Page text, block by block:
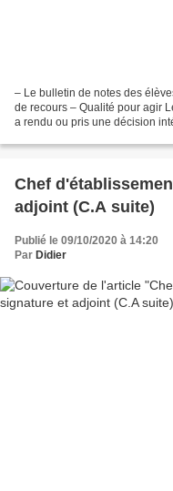
– Le bulletin de notes des
de recours – Qualité pour agir
a rendu ou pris une décision
Chef
adjoint (C.A suite)
Publié le 09/10/2020 à 14:20
Par Didier